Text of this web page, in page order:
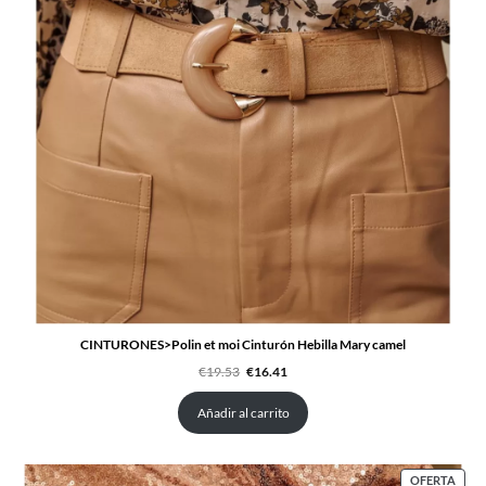
CINTURONES>Polin et moi Cinturón Hebilla Mary camel
€19.53 El
original
era:
€19.53.
€16.41
actual
es:
€16.41.
Añadir al carrito
OFERTA